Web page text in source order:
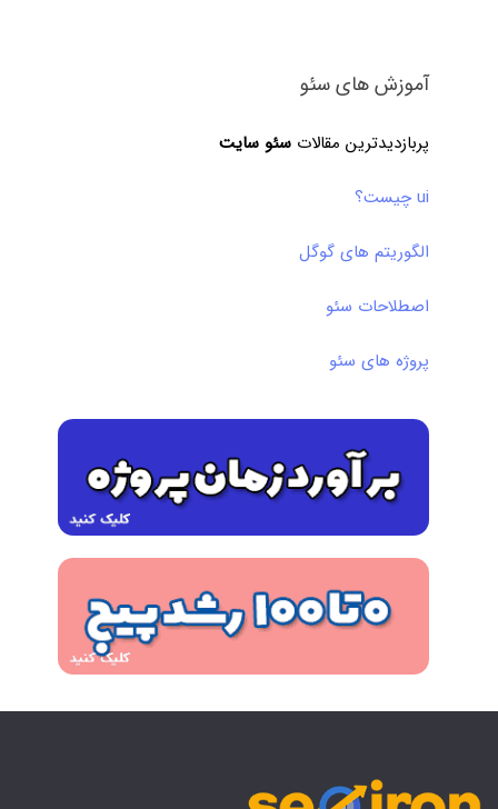
آموزش های سئو
پربازدیدترین مقالات سئو سایت
ui چیست؟
الگوریتم های گوگل
اصطلاحات سئو
پروژه های سئو